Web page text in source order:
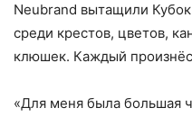
Neubrand вытащили
среди крестов, цветов,
клюшек. Каждый
«Для меня была большая